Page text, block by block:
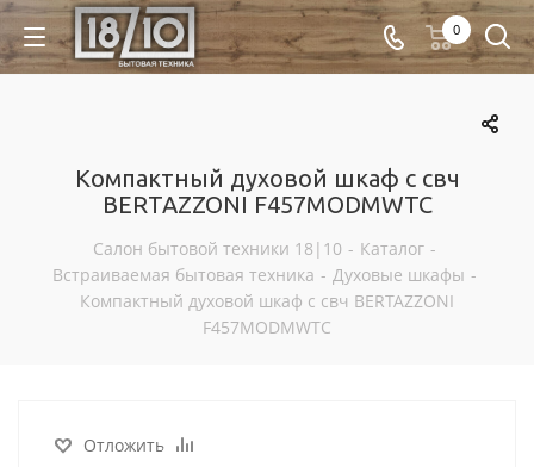
0
Компактный духовой шкаф с свч
BERTAZZONI F457MODMWTC
Салон бытовой техники 18|10 - Каталог -
Встраиваемая бытовая техника - Духовые шкафы -
Компактный духовой шкаф с свч BERTAZZONI
F457MODMWTC
Отложить